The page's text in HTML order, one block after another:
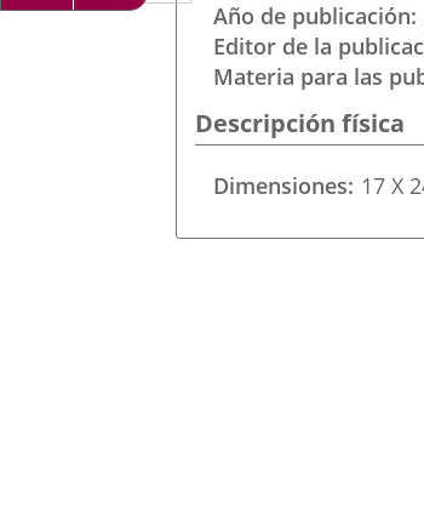
aplicación
externa.
aplicación
externa.
aplicación
externa.
Año de publicación
Editor de la
Materia para las
Descripción física
Dimensiones 17 X